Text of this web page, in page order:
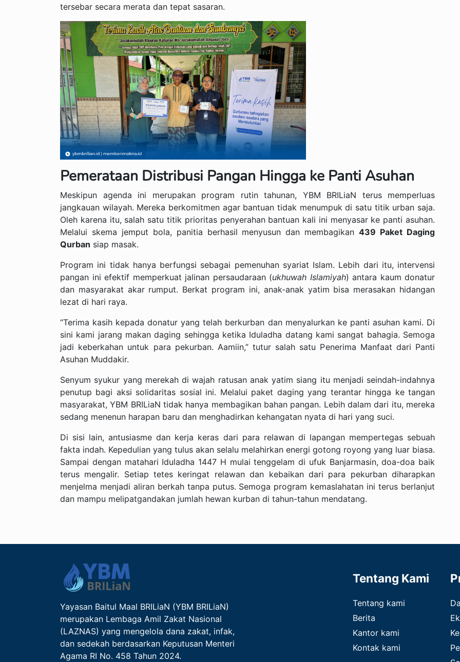
tersebar secara merata dan tepat sasaran.
Pemerataan Distribusi Pangan Hingga ke Panti Asuhan
Meskipun agenda ini merupakan program rutin tahunan, YBM BRILiaN terus memperluas
jangkauan wilayah. Mereka berkomitmen agar bantuan tidak menumpuk di satu titik urban saja.
Oleh karena itu, salah satu titik prioritas penyerahan bantuan kali ini menyasar ke panti asuhan.
Melalui skema jemput bola, panitia berhasil menyusun dan membagikan439 Paket Daging
Qurban siap masak.
Program ini tidak hanya berfungsi sebagai pemenuhan syariat Islam. Lebih dari itu, intervensi
pangan ini efektif memperkuat jalinan persaudaraan (ukhuwah Islamiyah) antara kaum donatur
dan masyarakat akar rumput. Berkat program ini, anak-anak yatim bisa merasakan hidangan
lezat di hari raya.
“Terima kasih kepada donatur yang telah berkurban dan menyalurkan ke panti asuhan kami. Di
sini kami jarang makan daging sehingga ketika Iduladha datang kami sangat bahagia. Semoga
jadi keberkahan untuk para pekurban. Aamiin,” tutur salah satu Penerima Manfaat dari Panti
Asuhan Muddakir.
Senyum syukur yang merekah di wajah ratusan anak yatim siang itu menjadi seindah-indahnya
penutup bagi aksi solidaritas sosial ini. Melalui paket daging yang terantar hingga ke tangan
masyarakat, YBM BRILiaN tidak hanya membagikan bahan pangan. Lebih dalam dari itu, mereka
sedang menenun harapan baru dan menghadirkan kehangatan nyata di hari yang suci.
Di sisi lain, antusiasme dan kerja keras dari para relawan di lapangan mempertegas sebuah
fakta indah. Kepedulian yang tulus akan selalu melahirkan energi gotong royong yang luar biasa.
Sampai dengan matahari Iduladha 1447 H mulai tenggelam di ufuk Banjarmasin, doa-doa baik
terus mengalir. Setiap tetes keringat relawan dan kebaikan dari para pekurban diharapkan
menjelma menjadi aliran berkah tanpa putus. Semoga program kemaslahatan ini terus berlanjut
dan mampu melipatgandakan jumlah hewan kurban di tahun-tahun mendatang.
Yayasan Baitul Maal BRILiaN (YBM BRILiaN)
merupakan Lembaga Amil Zakat Nasional
(LAZNAS) yang mengelola dana zakat, infak,
dan sedekah berdasarkan Keputusan Menteri
Agama RI No. 458 Tahun 2024.
Tentang Kami
Tentang kami
Berita
Kantor kami
Kontak kami